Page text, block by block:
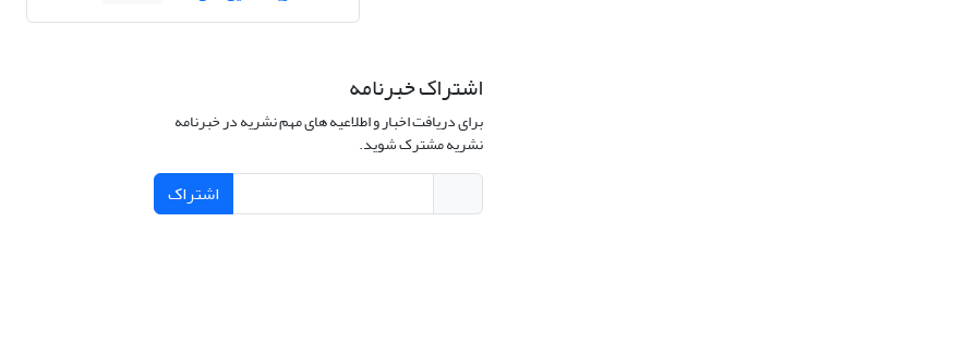
اشتراک خبرنامه
برای دریافت اخبار و اطلاعیه های مهم نشریه در خبرنامه
نشریه مشترک شوید.
اشتراک